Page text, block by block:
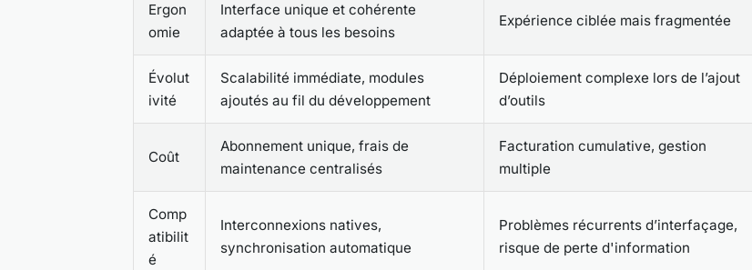
Ergon
omie
Interface unique et cohérente
adaptée à tous les besoins
Expérience ciblée mais fragmentée
Évolut
ivité
Scalabilité immédiate, modules
ajoutés au fil du développement
Déploiement complexe lors de l’ajout
d’outils
Coût
Abonnement unique, frais de
maintenance centralisés
Facturation cumulative, gestion
multiple
Comp
atibilit
é
Interconnexions natives,
synchronisation automatique
Problèmes récurrents d’interfaçage,
risque de perte d'information